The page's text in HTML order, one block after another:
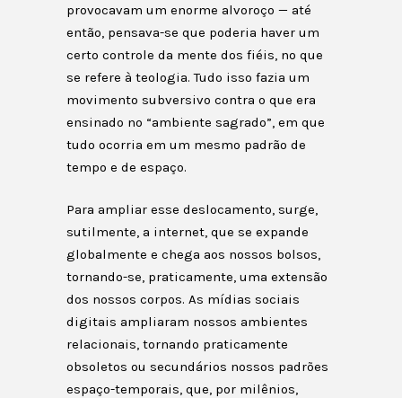
provocavam um enorme alvoroço — até
então, pensava-se que poderia haver um
certo controle da mente dos fiéis, no que
se refere à teologia. Tudo isso fazia um
movimento subversivo contra o que era
ensinado no “ambiente sagrado”, em que
tudo ocorria em um mesmo padrão de
tempo e de espaço.
Para ampliar esse deslocamento, surge,
sutilmente, a internet, que se expande
globalmente e chega aos nossos bolsos,
tornando-se, praticamente, uma extensão
dos nossos corpos. As mídias sociais
digitais ampliaram nossos ambientes
relacionais, tornando praticamente
obsoletos ou secundários nossos padrões
espaço-temporais, que, por milênios,